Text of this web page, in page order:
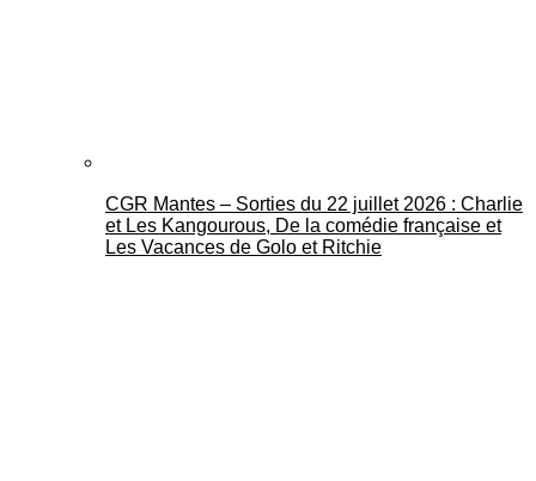
CGR Mantes – Sorties du 22 juillet 2026 : Charlie
et Les Kangourous, De la comédie française et
Les Vacances de Golo et Ritchie